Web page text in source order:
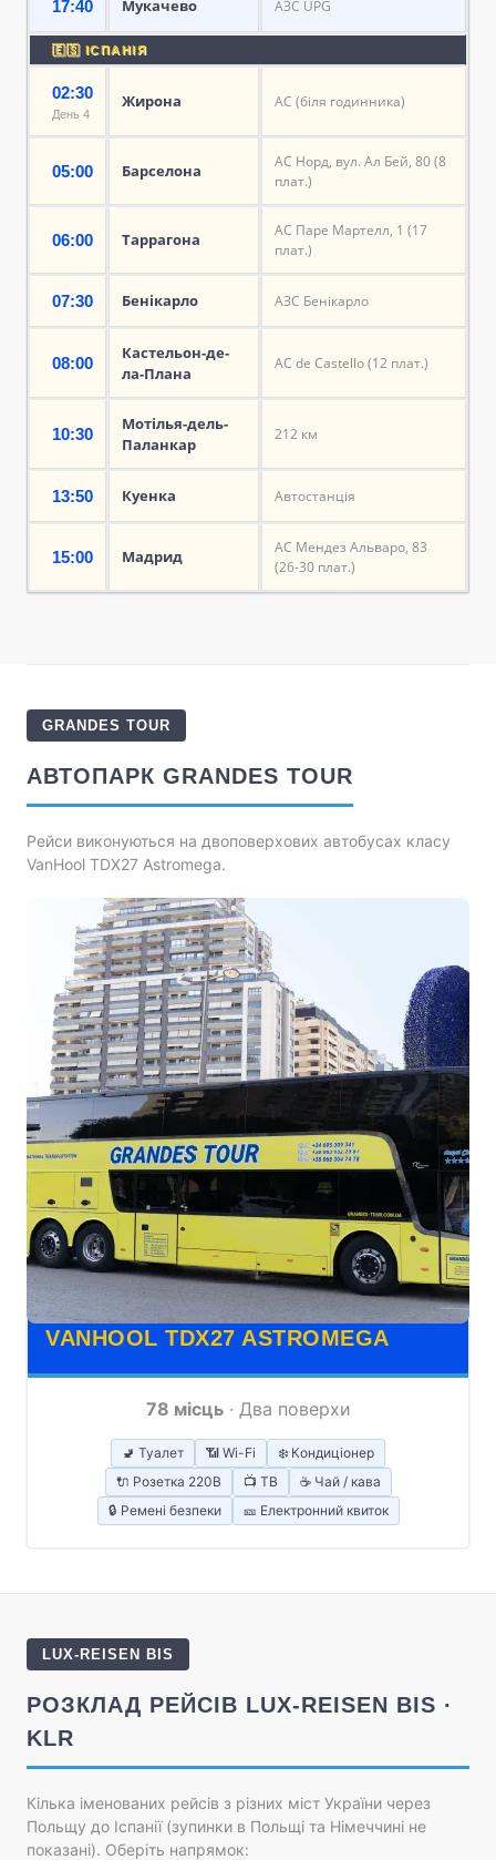
17:40 Мукачево АЗС UPG
🇪🇸 ІСПАНІЯ
02:30
День 4
Жирона АС (біля годинника)
05:00 Барселона
АС Норд, вул. Ал Бей, 80 (8
плат.)
06:00 Таррагона
АС Паре Мартелл, 1 (17
плат.)
07:30 Бенікарло АЗС Бенікарло
08:00
Кастельон-де-
ла-Плана
АС de Castello (12 плат.)
10:30
Мотілья-дель-
Паланкар
212 км
13:50 Куенка Автостанція
15:00 Мадрид
АС Мендез Альваро, 83
(26-30 плат.)
GRANDES TOUR
АВТОПАРК GRANDES TOUR
Рейси виконуються на двоповерхових автобусах класу
VanHool TDX27 Astromega.
VANHOOL TDX27 ASTROMEGA
78 місць· Два поверхи
🚽 Туалет 📶 Wi-Fi
❄️ Кондиціонер
🔌 Розетка 220В
📺 ТВ
☕ Чай / кава
🔒 Ремені безпеки
🎫 Електронний квиток
LUX-REISEN BIS
РОЗКЛАД РЕЙСІВ LUX-REISEN BIS ·
KLR
Кілька іменованих рейсів з різних міст України через
Польщу до Іспанії (зупинки в Польщі та Німеччині не
показані). Оберіть напрямок: